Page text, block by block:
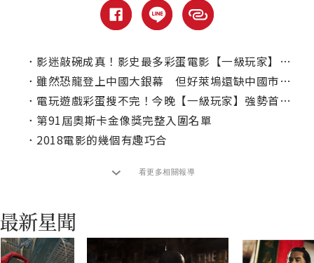
． 影迷敲碗成真！影史最多彩蛋電影【一級玩家】重返大銀幕
． 雖然恐龍登上中國大銀幕 但好萊塢還缺中國市場嗎？
． 電玩遊戲彩蛋搜不完！今晚【一級玩家】強勢首播！
． 第91屆奧斯卡金像獎完整入圍名單
． 2018電影的幾個有趣巧合
看更多相關報導